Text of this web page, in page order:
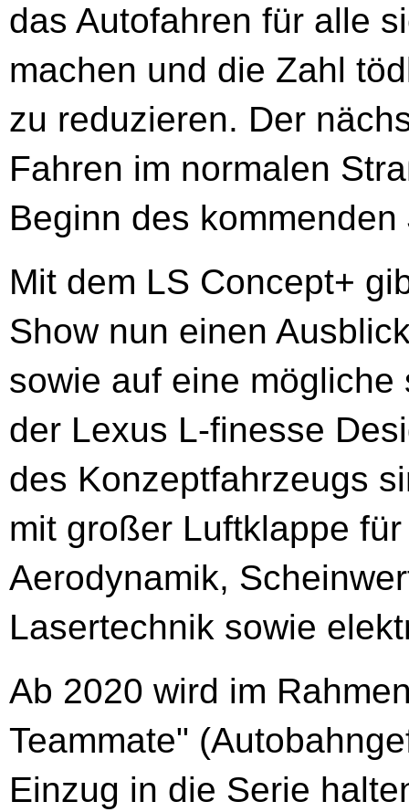
das Autofahren für alle
machen und die Zahl
zu reduzieren. Der
Fahren im normalen
Beginn des
Mit dem LS Concept+
Show nun einen
sowie auf eine
der Lexus L-finesse
des Konzeptfahrzeugs
mit großer Luftklappe
Aerodynamik,
Lasertechnik sowie
Ab 2020 wird im
Teammate"
Einzug in die Serie